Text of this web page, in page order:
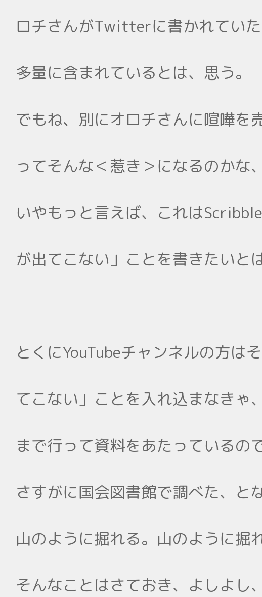
ロチさんがTwitterに書かれてい
多量に含まれているとは、思う。
でもね、別にオロチさんに喧嘩を
ってそんな＜惹き＞になるのかな
いやもっと言えば、これは
が出てこない」ことを書きたいと
とくにYouTubeチャンネルの方は
てこない」ことを入れ込まなきゃ
まで行って資料をあたっているの
さすがに国会図書館で調べた、と
山のように掘れる。山のように掘
そんなことはさておき、よしよし